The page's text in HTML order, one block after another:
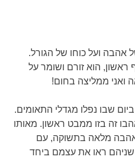
ועל כוחו של הגורל.
הוא זורם ושומר על
ואני ממליצה בחום!
ביום שבו נפלו מגדלי התאומים.
זה בזו ממבט ראשון. מאותו
אהבה מלאה בתשוקה, עם
שניהם ראו את עצמם ביחד